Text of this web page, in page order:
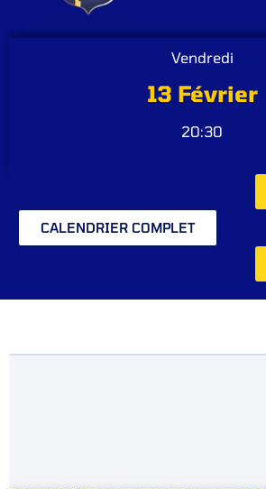
Vendredi
13 Février
20:30
CALENDRIER COMPLET